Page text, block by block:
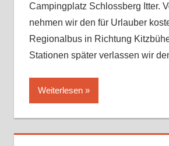
Campingplatz Schlossberg Itter.
nehmen wir den für Urlauber
Regionalbus in Richtung
Stationen später verlassen wir
Weiterlesen